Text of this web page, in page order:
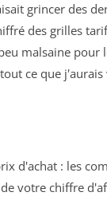
grincer des
des grilles
malsaine pour
ce que
d'achat : les
votre chiffre